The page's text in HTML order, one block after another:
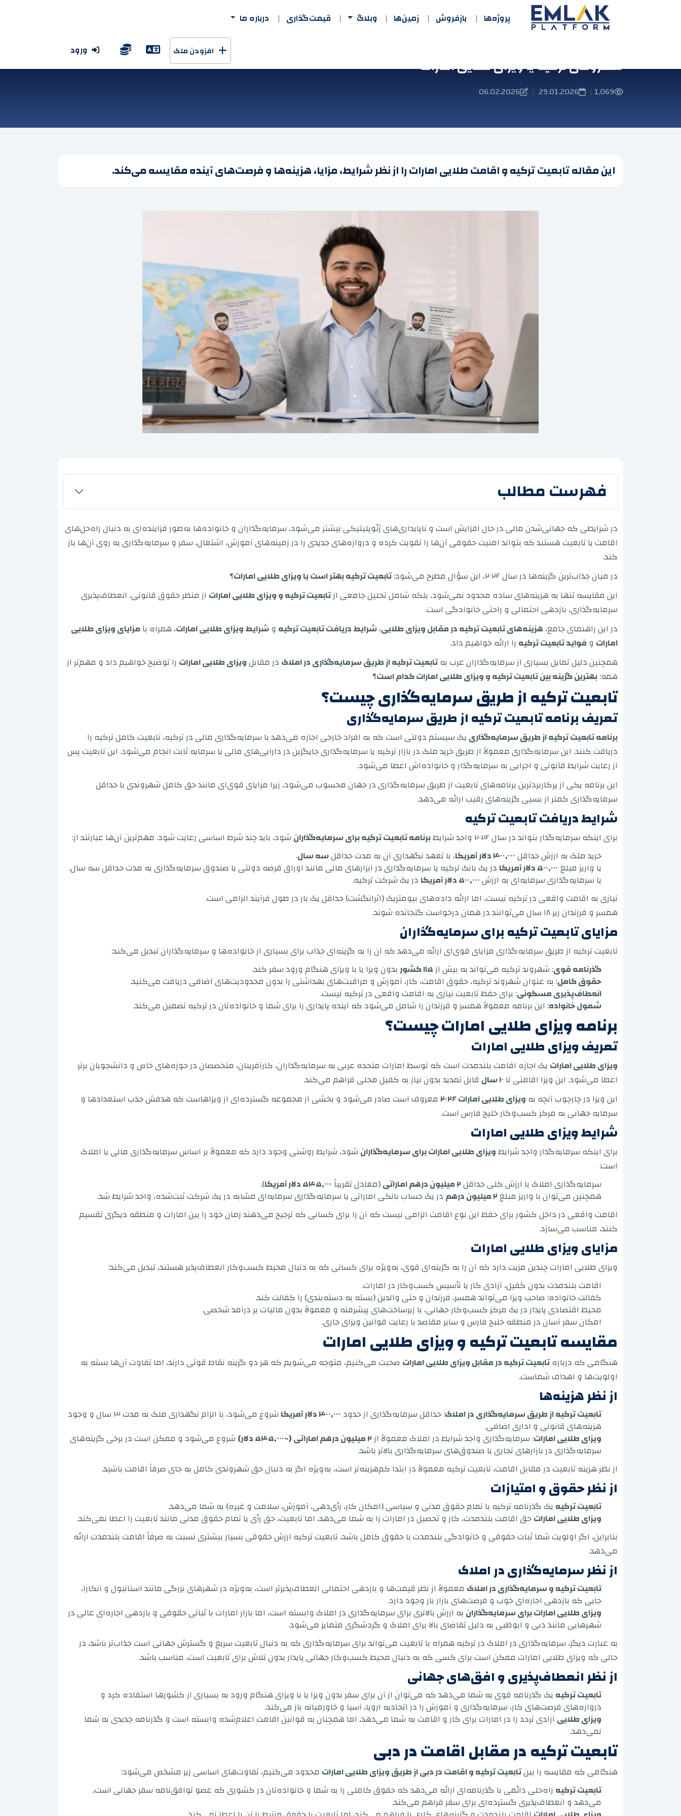
پروژه‌ها بازفروش زمین‌ها وبلاگ قیمت‌گذاری درباره ما
افزودن ملک ورود
شهروندی ترکیه یا ویزای طلایی امارات
1,069
|
29.01.2026
|
06.02.2026
این مقاله تابعیت ترکیه و اقامت طلایی امارات را از نظر شرایط، مزایا، هزینه‌ها و فرصت‌های آینده مقایسه می‌کند.
فهرست مطالب
در شرایطی که جهانی‌شدن مالی در حال افزایش است و ناپایداری‌های ژئوپلیتیکی بیشتر می‌شود، سرمایه‌گذاران و خانواده‌ها به‌طور فزاینده‌ای به دنبال راه‌حل‌های
اقامت یا تابعیت هستند که بتواند امنیت حقوقی آن‌ها را تقویت کرده و دروازه‌های جدیدی را در زمینه‌های آموزش، اشتغال، سفر و سرمایه‌گذاری به روی آن‌ها باز
کند.
در میان جذاب‌ترین گزینه‌ها در سال ۲۰۲۶، این سؤال مطرح می‌شود:
تابعیت ترکیه بهتر است یا ویزای طلایی امارات؟
این مقایسه تنها به هزینه‌های ساده محدود نمی‌شود، بلکه شامل تحلیل جامعی ازتابعیت ترکیه و ویزای طلایی امارات از منظر حقوق قانونی، انعطاف‌پذیری
سرمایه‌گذاری، بازدهی احتمالی و راحتی خانوادگی است.
در این راهنمای جامع، هزینه‌های تابعیت ترکیه در مقابل ویزای طلایی،شرایط دریافت تابعیت ترکیه وشرایط ویزای طلایی امارات، همراه با مزایای ویزای طلایی
امارات و فواید تابعیت ترکیه را ارائه خواهیم داد.
همچنین دلیل تمایل بسیاری از سرمایه‌گذاران عرب بهتابعیت ترکیه از طریق سرمایه‌گذاری در املاک در مقابلویزای طلایی امارات را توضیح خواهیم داد و مهم‌تر از
همه:بهترین گزینه بین تابعیت ترکیه و ویزای طلایی امارات کدام است؟
تابعیت ترکیه از طریق سرمایه‌گذاری چیست؟
تعریف برنامه تابعیت ترکیه از طریق سرمایه‌گذاری
برنامه تابعیت ترکیه از طریق سرمایه‌گذاری یک سیستم دولتی است که به افراد خارجی اجازه می‌دهد با سرمایه‌گذاری مالی در ترکیه، تابعیت کامل ترکیه را
دریافت کنند. این سرمایه‌گذاری معمولاً از طریق خرید ملک در بازار ترکیه یا سرمایه‌گذاری جایگزین در دارایی‌های مالی یا سرمایه ثابت انجام می‌شود. این تابعیت پس
از رعایت شرایط قانونی و اجرایی به سرمایه‌گذار و خانواده‌اش اعطا می‌شود.
این برنامه یکی از پرکاربردترین برنامه‌های تابعیت از طریق سرمایه‌گذاری در جهان محسوب می‌شود، زیرا مزایای قوی‌ای مانند حق کامل شهروندی با حداقل
سرمایه‌گذاری کمتر از بسیی گزینه‌های رقیب ارائه می‌دهد.
شرایط دریافت تابعیت ترکیه
برای اینکه سرمایه‌گذار بتواند در سال ۲۰۲۶ واجد شرایط برنامه تابعیت ترکیه برای سرمایه‌گذاران شود، باید چند شرط اساسی رعایت شود. مهم‌ترین آن‌ها عبارتند از:
خرید ملک به ارزش حداقل۴۰۰,۰۰۰ دلار آمریکا ، با تعهد نگهداری آن به مدت حداقلسه سال.
یا واریز مبلغ۵۰۰,۰۰۰ دلار آمریکا
در یک بانک ترکیه یا سرمایه‌گذاری در ابزارهای مالی مانند اوراق قرضه دولتی یا صندوق سرمایه‌گذاری به مدت حداقل سه سال.
یا سرمایه‌گذاری سرمایه‌ای به ارزش۵۰۰,۰۰۰ دلار آمریکا
در یک شرکت ترکیه.
نیازی به اقامت واقعی در ترکیه نیست، اما ارائه داده‌های بیومتریک (اثرانگشت) حداقل یک بار در طول فرآیند الزامی است.
همسر و فرزندان زیر ۱۸ سال می‌توانند در همان درخواست گنجانده شوند.
مزایای تابعیت ترکیه برای سرمایه‌گذاران
تابعیت ترکیه از طریق سرمایه‌گذاری مزایای قوی‌ای ارائه می‌دهد که آن را به گزینه‌ای جذاب برای بسیاری از خانواده‌ها و سرمایه‌گذاران تبدیل می‌کند:
گذرنامه قوی: شهروند ترکیه می‌تواند به بیش از۱۱۵ کشور
بدون ویزا یا با ویزای هنگام ورود سفر کند.
حقوق کامل: به عنوان شهروند ترکیه، حقوق اقامت، کار، آموزش و مراقبت‌های بهداشتی را بدون محدودیت‌های اضافی دریافت می‌کنید.
انعطاف‌پذیری مسکونی: برای حفظ تابعیت نیازی به اقامت واقعی در ترکیه نیست.
شمول خانواده: این برنامه معمولاً همسر و فرزندان را شامل می‌شود که آینده پایداری را برای شما و خانواده‌تان در ترکیه تضمین می‌کند.
برنامه ویزای طلایی امارات چیست؟
تعریف ویزای طلایی امارات
ویزای طلایی امارات یک اجازه اقامت بلندمدت است که توسط امارات متحده عربی به سرمایه‌گذاران، کارآفرینان، متخصصان در حوزه‌های خاص و دانشجویان برتر
اعطا می‌شود. این ویزا اقامتی تا ۱۰ سال
قابل تمدید بدون نیاز به کفیل محلی فراهم می‌کند.
این ویزا در چارچوب آنچه به ویزای طلایی امارات ۲۰۲۶
معروف است صادر می‌شود و بخشی از مجموعه گسترده‌ای از ویزاهاست که هدفش جذب استعدادها و
سرمایه جهانی به مرکز کسب‌وکار خلیج فارس است.
شرایط ویزای طلایی امارات
برای اینکه سرمایه‌گذار واجد شرایطویزای طلایی امارات برای سرمایه‌گذاران شود، شرایط روشنی وجود دارد که معمولاً بر اساس سرمایه‌گذاری مالی یا املاک
است:
سرمایه‌گذاری املاک با ارزش کلی حداقل۲ میلیون درهم اماراتی (معادل تقریباً ۵۴۵,۰۰۰ دلار آمریکا
).
همچنین می‌توان با واریز مبلغ۲ میلیون درهم
در یک حساب بانکی اماراتی یا سرمایه‌گذاری سرمایه‌ای مشابه در یک شرکت ثبت‌شده، واجد شرایط شد.
اقامت واقعی در داخل کشور برای حفظ این نوع اقامت الزامی نیست که آن را برای کسانی که ترجیح می‌دهند زمان خود را بین امارات و منطقه دیگری تقسیم
کنند، مناسب می‌سازد.
مزایای ویزای طلایی امارات
ویزای طلایی امارات چندین مزیت دارد که آن را به گزینه‌ای قوی، به‌ویژه برای کسانی که به دنبال محیط کسب‌وکار انعطاف‌پذیر هستند، تبدیل می‌کند:
اقامت بلندمدت بدون کفیل، آزادی کار یا تأسیس کسب‌وکار در امارات.
کفالت خانواده: صاحب ویزا می‌تواند همسر، فرزندان و حتی والدین (بسته به دسته‌بندی) را کفالت کند.
محیط اقتصادی پایدار در یک مرکز کسب‌وکار جهانی، با زیرساخت‌های پیشرفته و معمولاً بدون مالیات بر درآمد شخصی.
امکان سفر آسان در منطقه خلیج فارس و سایر مقاصد با رعایت قوانین ویزای جاری.
مقایسه تابعیت ترکیه و ویزای طلایی امارات
هنگامی که دربارهتابعیت ترکیه در مقابل ویزای طلایی امارات صحبت می‌کنیم، متوجه می‌شویم که هر دو گزینه نقاط قوتی دارند، اما تفاوت آن‌ها بسته به
اولویت‌ها و اهداف شماست.
از نظر هزینه‌ها
تابعیت ترکیه از طریق سرمایه‌گذاری در املاک: حداقل سرمایه‌گذاری از حدود ۴۰۰,۰۰۰ دلار آمریکا
شروع می‌شود، با الزام نگهداری ملک به مدت ۳ سال و وجود
هزینه‌های قانونی و اداری اضافی.
ویزای طلایی امارات: سرمایه‌گذاری واجد شرایط در املاک معمولاً از۲ میلیون درهم اماراتی (~۵۴۵,۰۰۰ دلار)
شروع می‌شود و ممکن است در برخی گزینه‌های
سرمایه‌گذاری در بازارهای تجاری یا صندوق‌های سرمایه‌گذاری بالاتر باشد.
از نظر هزینه تابعیت در مقابل اقامت، تابعیت ترکیه معمولاً در ابتدا کم‌هزینه‌تر است، به‌ویژه اگر به دنبال حق شهروندی کامل به جای صرفاً اقامت باشید.
از نظر حقوق و امتیازات
تابعیت ترکیه یک گذرنامه ترکیه با تمام حقوق مدنی و سیاسی (امکان کار، رأی‌دهی، آموزش، سلامت و غیره) به شما می‌دهد.
ویزای طلایی اماراتحق اقامت بلندمدت، کار و تحصیل در امارات را به شما می‌دهد، اما تابعیت، حق رأی یا تمام حقوق مدنی مانند تابعیت را اعطا نمی‌کند.
بنابراین، اگر اولویت شما ثبات حقوقی و خانوادگی بلندمدت با حقوق کامل باشد، تابعیت ترکیه ارزش حقوقی بسیار بیشتری نسبت به صرفاً اقامت بلندمدت ارائه
می‌دهد.
از نظر سرمایه‌گذاری در املاک
تابعیت ترکیه و سرمایه‌گذاری در املاک معمولاً از نظر قیمت‌ها و بازدهی احتمالی انعطاف‌پذیرتر است، به‌ویژه در شهرهای بزرگی مانند استانبول و آنکارا،
جایی که بازدهی اجاره‌ای خوب و فرصت‌های بازار باز وجود دارد.
ویزای طلایی امارات برای سرمایه‌گذاران به ارزش بالاتری برای سرمایه‌گذاری در املاک وابسته است، اما بازار امارات با ثباتی حقوقی و بازدهی اجاره‌ای عالی در
شهرهایی مانند دبی و ابوظبی به دلیل تقاضای بالا برای املاک و گردشگری متمایز می‌شود.
به عبارت دیگر، سرمایه‌گذاری در املاک در ترکیه همراه با تابعیت می‌تواند برای سرمایه‌گذاری که به دنبال تابعیت سریع و گسترش جهانی است جذاب‌تر باشد، در
حالی که ویزای طلایی امارات ممکن است برای کسی که به دنبال محیط کسب‌وکار جهانی پایدار بدون تلاش برای تابعیت است، مناسب باشد.
از نظر انعطاف‌پذیری و افق‌های جهانی
تابعیت ترکیه یک گذرنامه قوی به شما می‌دهد که می‌توان از آن برای سفر بدون ویزا یا با ویزای هنگام ورود به بسیاری از کشورها استفاده کرد و
دروازه‌های فرصت‌های کار، سرمایه‌گذاری و آموزش را در اتحادیه اروپا، آسیا و خاورمیانه باز می‌کند.
ویزای طلایی آزادی تردد را در امارات برای کار و اقامت به شما می‌دهد، اما همچنان به قوانین اقامت اعلام‌شده وابسته است و گذرنامه جدیدی به شما
نمی‌دهد.
تابعیت ترکیه در مقابل اقامت در دبی
هنگامی که مقایسه را بینتابعیت ترکیه و اقامت در دبی از طریق ویزای طلایی امارات محدود می‌کنیم، تفاوت‌های اساسی زیر مشخص می‌شود:
تابعیت ترکیه راه‌حلی دائمی با گذرنامه‌ای ارائه می‌دهد که حقوق کاملی را به شما و خانواده‌تان در کشوری که عضو توافق‌نامه سفر جهانی است،
می‌دهد و انعطاف‌پذیری گسترده‌ای برای سفر فراهم می‌کند.